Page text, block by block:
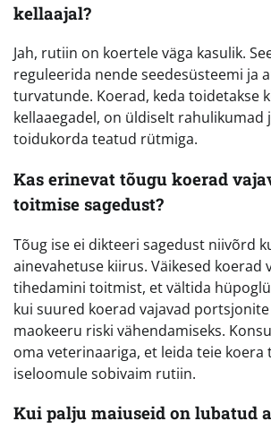
kellaajal?
Jah, rutiin on koertele väga kasulik.
reguleerida nende seedesüsteemi ja
turvatunde. Koerad, keda toidetakse
kellaaegadel, on üldiselt rahulikumad
toidukorda teatud rütmiga.
Kas erinevat tõugu koerad
toitmise sagedust?
Tõug ise ei dikteeri sagedust niivõrd
ainevahetuse kiirus. Väikesed koerad
tihedamini toitmist, et vältida
kui suured koerad vajavad
maokeeru riski vähendamiseks.
oma veterinaariga, et leida teie koera
iseloomule sobivaim rutiin.
Kui palju maiuseid on lubatud